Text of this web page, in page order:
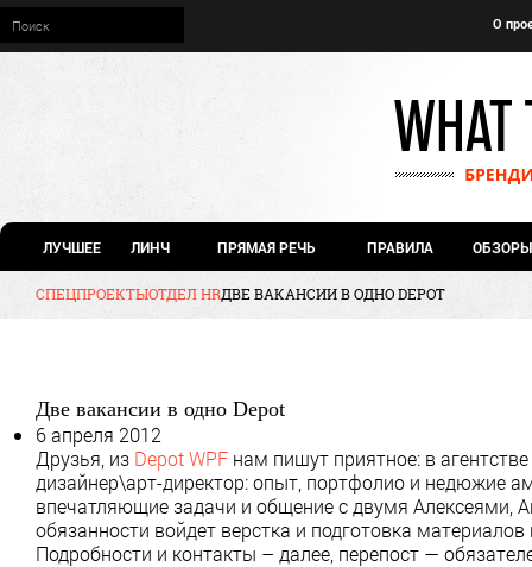
О
ЛУЧШЕЕ ЛИНЧ ПРЯМАЯ РЕЧЬ ПРАВИЛА ОБЗОРЫ
СПЕЦПРОЕКТЫОТДЕЛ HRДВЕ ВАКАНСИИ В ОДНО DEPOT
Две вакансии в одно Depot
6 апреля 2012
Друзья, из Depot WPF нам пишут приятное: в
дизайнер\арт-директор: опыт, портфолио и недюжие
впечатляющие задачи и общение с двумя Алексеями,
обязанности войдет верстка и подготовка
Подробности и контакты – далее, перепост —